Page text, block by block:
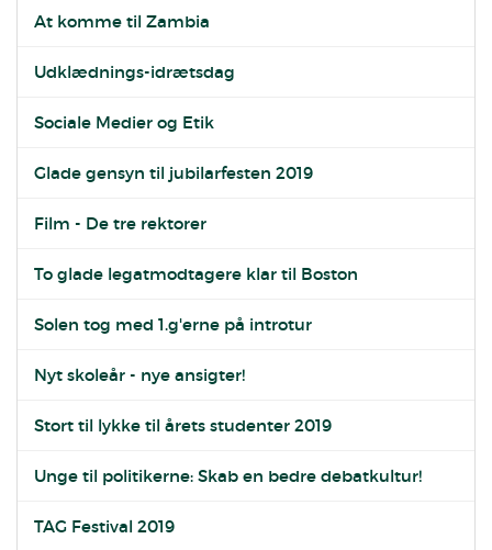
At komme til Zambia
Udklædnings-idrætsdag
Sociale Medier og Etik
Glade gensyn til jubilarfesten 2019
Film - De tre rektorer
To glade legatmodtagere klar til Boston
Solen tog med 1.g'erne på introtur
Nyt skoleår - nye ansigter!
Stort til lykke til årets studenter 2019
Unge til politikerne: Skab en bedre debatkultur!
TAG Festival 2019